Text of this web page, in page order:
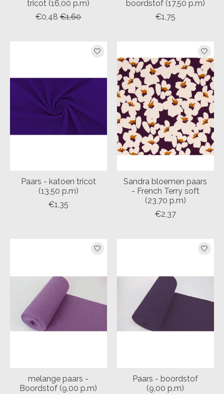
tricot (16,00 p.m)
€0,48 €1,60
boordstof (17,50 p.m)
€1,75
Paars - katoen tricot
(13,50 p.m)
€1,35
Sandra bloemen paars
- French Terry soft
(23,70 p.m)
€2,37
melange paars -
Boordstof (9,00 p.m)
Paars - boordstof
(9,00 p.m)